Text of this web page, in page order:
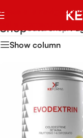
Passa alla navigazione
Shop
Show column